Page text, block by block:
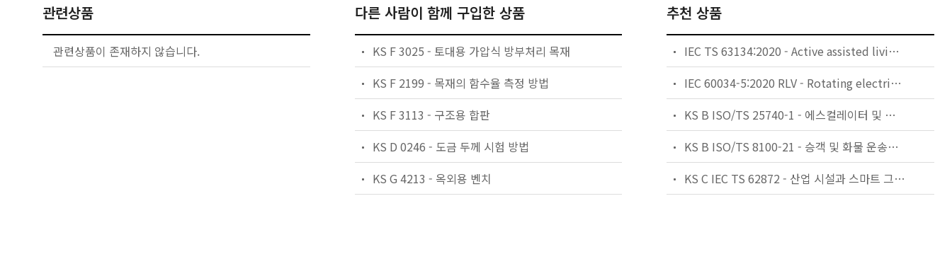
관련상품
관련상품이 존재하지 않습니다.
다른 사람이 함께 구입한 상품
KS F 3025 - 토대용 가압식 방부처리 목재
KS F 2199 - 목재의 함수율 측정 방법
KS F 3113 - 구조용 합판
KS D 0246 - 도금 두께 시험 방법
KS G 4213 - 옥외용 벤치
추천 상품
IEC TS 63134:2020 - Active assisted living (AAL) use cases
IEC 60034-5:2020 RLV - Rotating electrical machines - Part 5: Degrees of protection provided by the integral design of rotating electrical machines (IP code) - Classification
KS B ISO/TS 25740-1 - 에스컬레이터 및 무빙워크에 대한 안전요건 — 제1부: 세계공통 필수 안전요건(GESRs)
KS B ISO/TS 8100-21 - 승객 및 화물 운송용 엘리베이터 —제21부: 세계공통 필수안전요건(GESRs)을 충족하는 세계공통 안전 파라미터(GSPs)
KS C IEC TS 62872 - 산업 시설과 스마트 그리드 사이의 산업 공정 측정, 제어 및 자동화 시스템 인터페이스